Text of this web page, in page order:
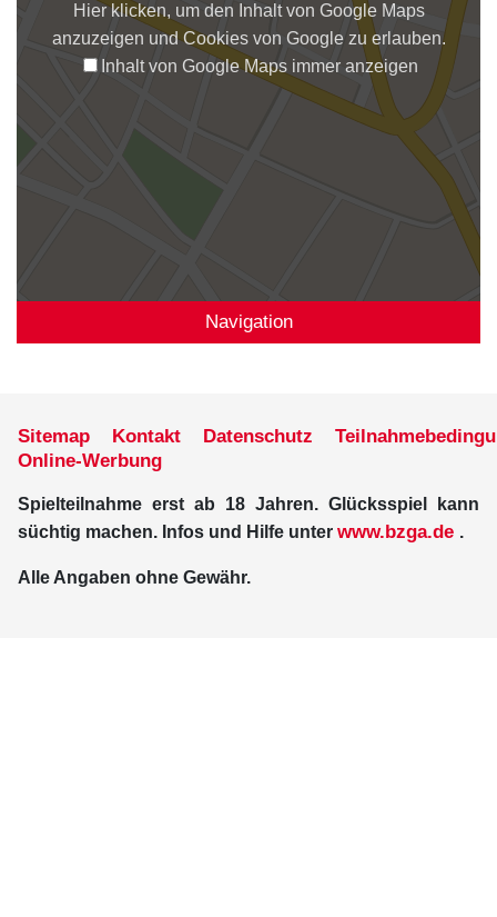
Hier klicken, um den Inhalt von Google Maps
anzuzeigen und Cookies von Google zu erlauben.
Inhalt von Google Maps immer anzeigen
Navigation
Sitemap Kontakt Datenschutz
Online-Werbung
Spielteilnahme erst ab 18 Jahren. Glücksspiel kann
süchtig machen. Infos und Hilfe unter www.bzga.de .
Alle Angaben ohne Gewähr.